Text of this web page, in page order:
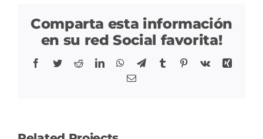
Comparta esta información
en su red Social favorita!
Facebook
TwitterRedditLinkedInWhatsApp
TelegramTumblr Pinterest
Vk
Xing
Correo